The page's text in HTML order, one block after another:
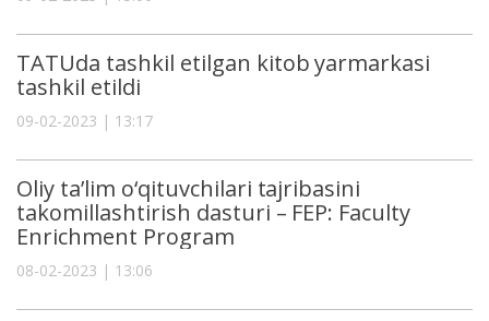
TATUda tashkil etilgan kitob yarmarkasi
tashkil etildi
09-02-2023 | 13:17
Oliy ta’lim o‘qituvchilari tajribasini
takomillashtirish dasturi – FEP: Faculty
Enrichment Program
08-02-2023 | 13:06